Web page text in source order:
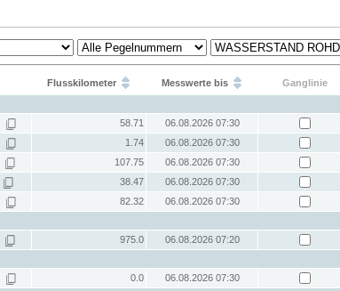
Flusskilometer Messwerte bis Ganglinie
58.71
06.08.2026 07:30
1.74
06.08.2026 07:30
107.75
06.08.2026 07:30
38.47
06.08.2026 07:30
82.32
06.08.2026 07:30
975.0
06.08.2026 07:20
0.0
06.08.2026 07:30